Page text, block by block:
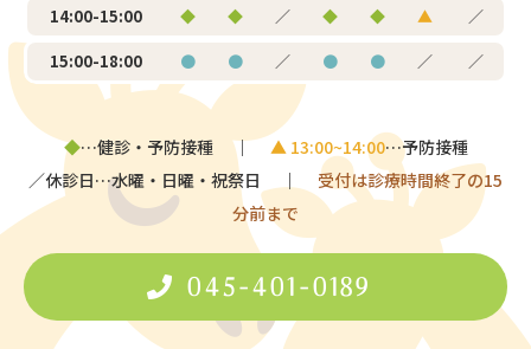
14:00-15:00
◆ ◆ ／ ◆ ◆ ▲
／
15:00-18:00
● ● ／ ● ● ／ ／
◆…健診・予防接種 ｜ ▲ 13:00~14:00…予防接種
／休診日…水曜・日曜・祝祭日 ｜
受付は診療時間終了の15
分前まで
045-401-0189